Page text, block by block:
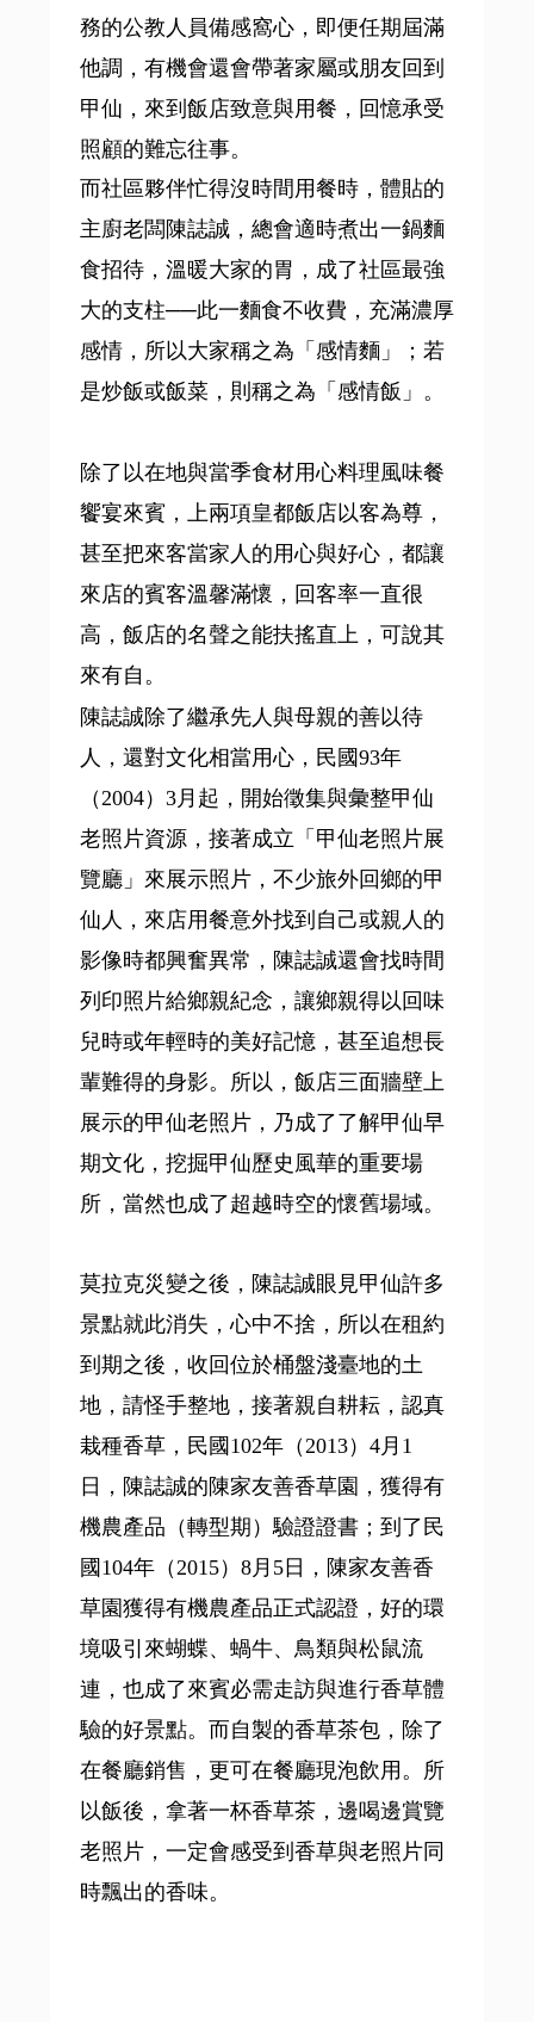
務的公教人員備感窩心，即便任期屆滿
他調，有機會還會帶著家屬或朋友回到
甲仙，來到飯店致意與用餐，回憶承受
照顧的難忘往事。
而社區夥伴忙得沒時間用餐時，體貼的
主廚老闆陳誌誠，總會適時煮出一鍋麵
食招待，溫暖大家的胃，成了社區最強
大的支柱──此一麵食不收費，充滿濃厚
感情，所以大家稱之為「感情麵」；若
是炒飯或飯菜，則稱之為「感情飯」。
除了以在地與當季食材用心料理風味餐
饗宴來賓，上兩項皇都飯店以客為尊，
甚至把來客當家人的用心與好心，都讓
來店的賓客溫馨滿懷，回客率一直很
高，飯店的名聲之能扶搖直上，可說其
來有自。
陳誌誠除了繼承先人與母親的善以待
人，還對文化相當用心，民國93年
（2004）3月起，開始徵集與彙整甲仙
老照片資源，接著成立「甲仙老照片展
覽廳」來展示照片，不少旅外回鄉的甲
仙人，來店用餐意外找到自己或親人的
影像時都興奮異常，陳誌誠還會找時間
列印照片給鄉親紀念，讓鄉親得以回味
兒時或年輕時的美好記憶，甚至追想長
輩難得的身影。所以，飯店三面牆壁上
展示的甲仙老照片，乃成了了解甲仙早
期文化，挖掘甲仙歷史風華的重要場
所，當然也成了超越時空的懷舊場域。
莫拉克災變之後，陳誌誠眼見甲仙許多
景點就此消失，心中不捨，所以在租約
到期之後，收回位於桶盤淺臺地的土
地，請怪手整地，接著親自耕耘，認真
栽種香草，民國102年（2013）4月1
日，陳誌誠的陳家友善香草園，獲得有
機農產品（轉型期）驗證證書；到了民
國104年（2015）8月5日，陳家友善香
草園獲得有機農產品正式認證，好的環
境吸引來蝴蝶、蝸牛、鳥類與松鼠流
連，也成了來賓必需走訪與進行香草體
驗的好景點。而自製的香草茶包，除了
在餐廳銷售，更可在餐廳現泡飲用。所
以飯後，拿著一杯香草茶，邊喝邊賞覽
老照片，一定會感受到香草與老照片同
時飄出的香味。